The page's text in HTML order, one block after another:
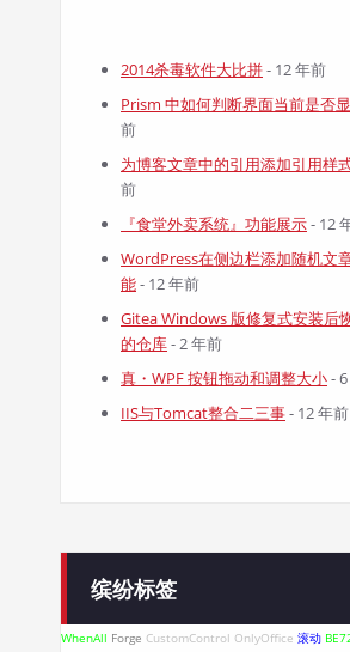
2014杀毒软件大比拼- 12 年前
Prism 中如何判断界面当前是否
前
为博客文章中的引用添加引用样
前
『食堂外卖系统』功能展示- 12
WordPress在侧边栏添加随机文
能- 12 年前
Gitea Windows 版修复式安装后
的仓库- 2 年前
真・WPF 按钮拖动和调整大小-
IIS与Tomcat整合二三事- 12 年前
缤纷标签
WhenAll Forge CustomControl OnlyOffice 滚动